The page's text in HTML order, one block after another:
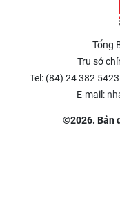
Tổng
Trụ sở
Tel: (84) 24 382
E-mail:
©2026. Bản